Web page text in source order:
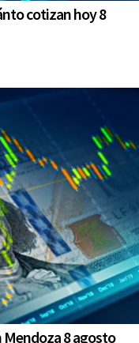
cotizan hoy 8
Mendoza 8 agosto